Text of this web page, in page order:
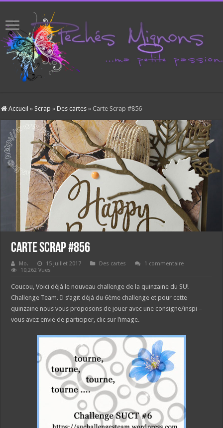
Accueil » Scrap » Des cartes » Carte Scrap #856
Carte Scrap #856
Mo. 15 juillet 2017 Des cartes
1 commentaire
10,262 Vues
Coucou, Voici déjà le nouveau challenge de la quinzaine du SU!
Challenge Team. Il s’agit déjà du 6ème challenge et pour cette
quinzaine nous vous proposons de jouer avec une consigne/inspi –
vous avez envie de participer, clic sur l’image.